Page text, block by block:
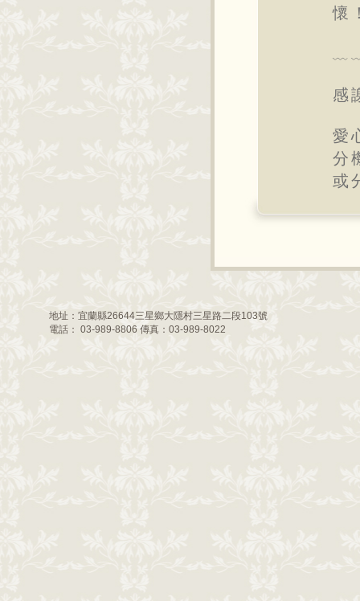
懷
感
愛
分
或
地址：宜蘭縣26644三星鄉大隱村三星路二段103號
電話： 03-989-8806 傳真：03-989-8022